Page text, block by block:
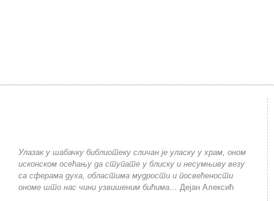
Улазак у шабачку библиотеку сличан је уласку у храм, оном
исконском осећању да ступате у блиску и несумњиву везу
са сферама духа, областима мудрости и посвећености
ономе што нас чини узвишеним бићима… Дејан Алексић